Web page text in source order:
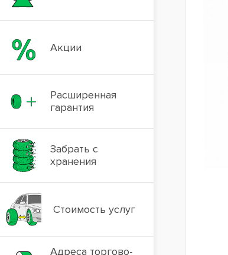
Акции
Расширенная
гарантия
Забрать с
хранения
Стоимость услуг
Адреса торгово-